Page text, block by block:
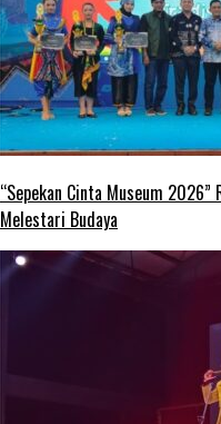
“Sepekan Cinta Museum
Melestari Budaya